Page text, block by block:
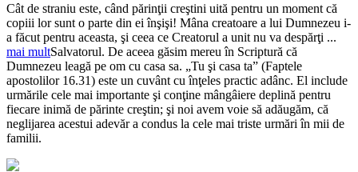
Cât de straniu este, când părinţii creştini uită pentru un moment că
copiii lor sunt o parte din ei înşişi! Mâna creatoare a lui Dumnezeu i-
a făcut pentru aceasta, şi ceea ce Creatorul a unit nu va despărţi ...
mai multSalvatorul. De aceea găsim mereu în Scriptură că
Dumnezeu leagă pe om cu casa sa. „Tu şi casa ta” (Faptele
apostolilor 16.31) este un cuvânt cu înţeles practic adânc. El include
urmările cele mai importante şi conţine mângâiere deplină pentru
fiecare inimă de părinte creştin; şi noi avem voie să adăugăm, că
neglijarea acestui adevăr a condus la cele mai triste urmări în mii de
familii.